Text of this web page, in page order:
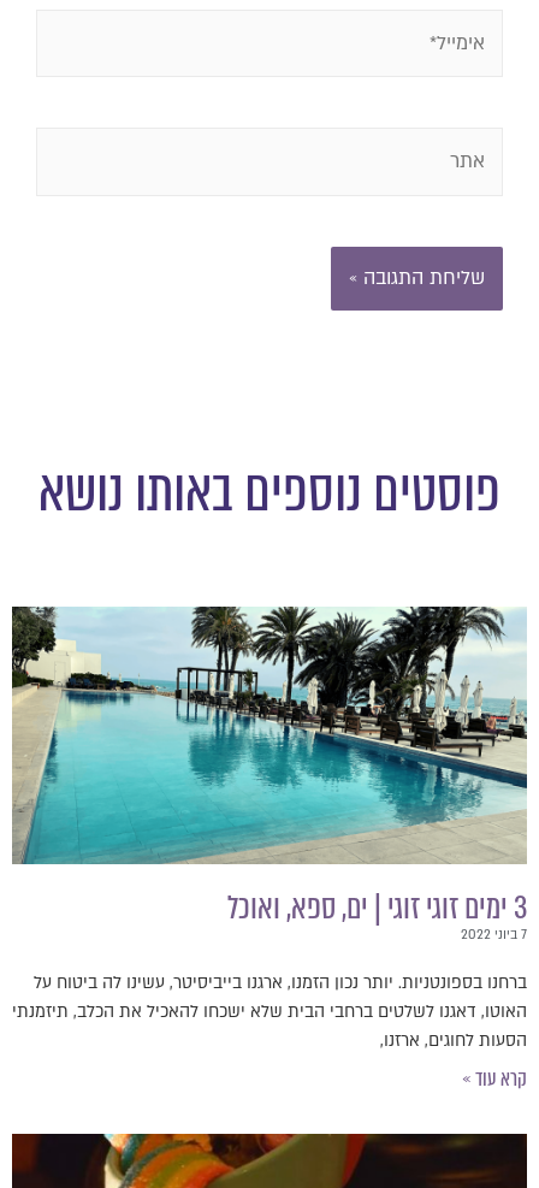
פוסטים נוספים באותו נושא
3 ימים זוגי זוגי | ים, ספא, ואוכל
7 ביוני 2022
ברחנו בספונטניות. יותר נכון הזמנו, ארגנו בייביסיטר, עשינו לה ביטוח על
האוטו, דאגנו לשלטים ברחבי הבית שלא ישכחו להאכיל את הכלב, תיזמנתי
הסעות לחוגים, ארזנו,
קרא עוד »